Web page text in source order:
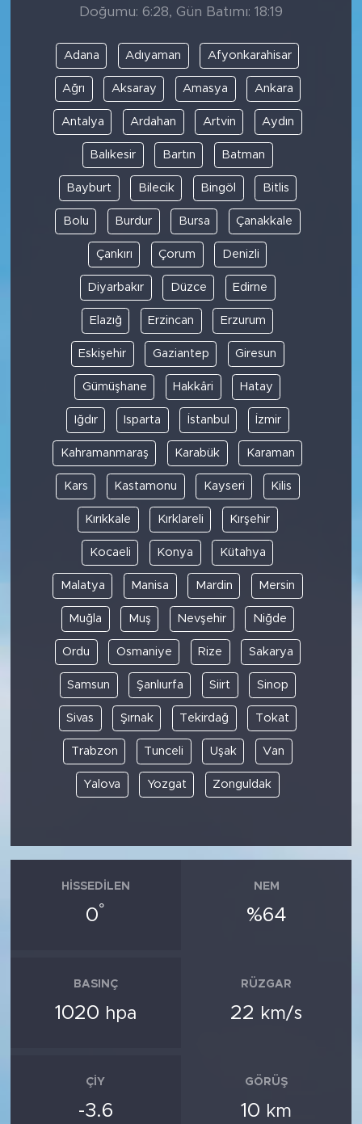
Doğumu: 6:28, Gün Batımı: 18:19
Adana Adıyaman Afyonkarahisar
Ağrı Aksaray Amasya Ankara
Antalya Ardahan Artvin Aydın
Balıkesir Bartın Batman
Bayburt Bilecik Bingöl Bitlis
Bolu Burdur Bursa Çanakkale
Çankırı Çorum Denizli
Diyarbakır Düzce Edirne
Elazığ Erzincan Erzurum
Eskişehir Gaziantep Giresun
Gümüşhane Hakkâri Hatay
Iğdır Isparta İstanbul İzmir
Kahramanmaraş Karabük Karaman
Kars Kastamonu Kayseri Kilis
Kırıkkale Kırklareli Kırşehir
Kocaeli Konya Kütahya
Malatya Manisa Mardin Mersin
Muğla Muş Nevşehir Niğde
Ordu Osmaniye Rize Sakarya
Samsun Şanlıurfa Siirt Sinop
Sivas Şırnak Tekirdağ Tokat
Trabzon Tunceli Uşak Van
Yalova Yozgat Zonguldak
HISSEDILEN
0°
NEM
%64
BASINÇ
1020 hpa
RÜZGAR
22 km/s
ÇIY
-3.6
GÖRÜŞ
10 km